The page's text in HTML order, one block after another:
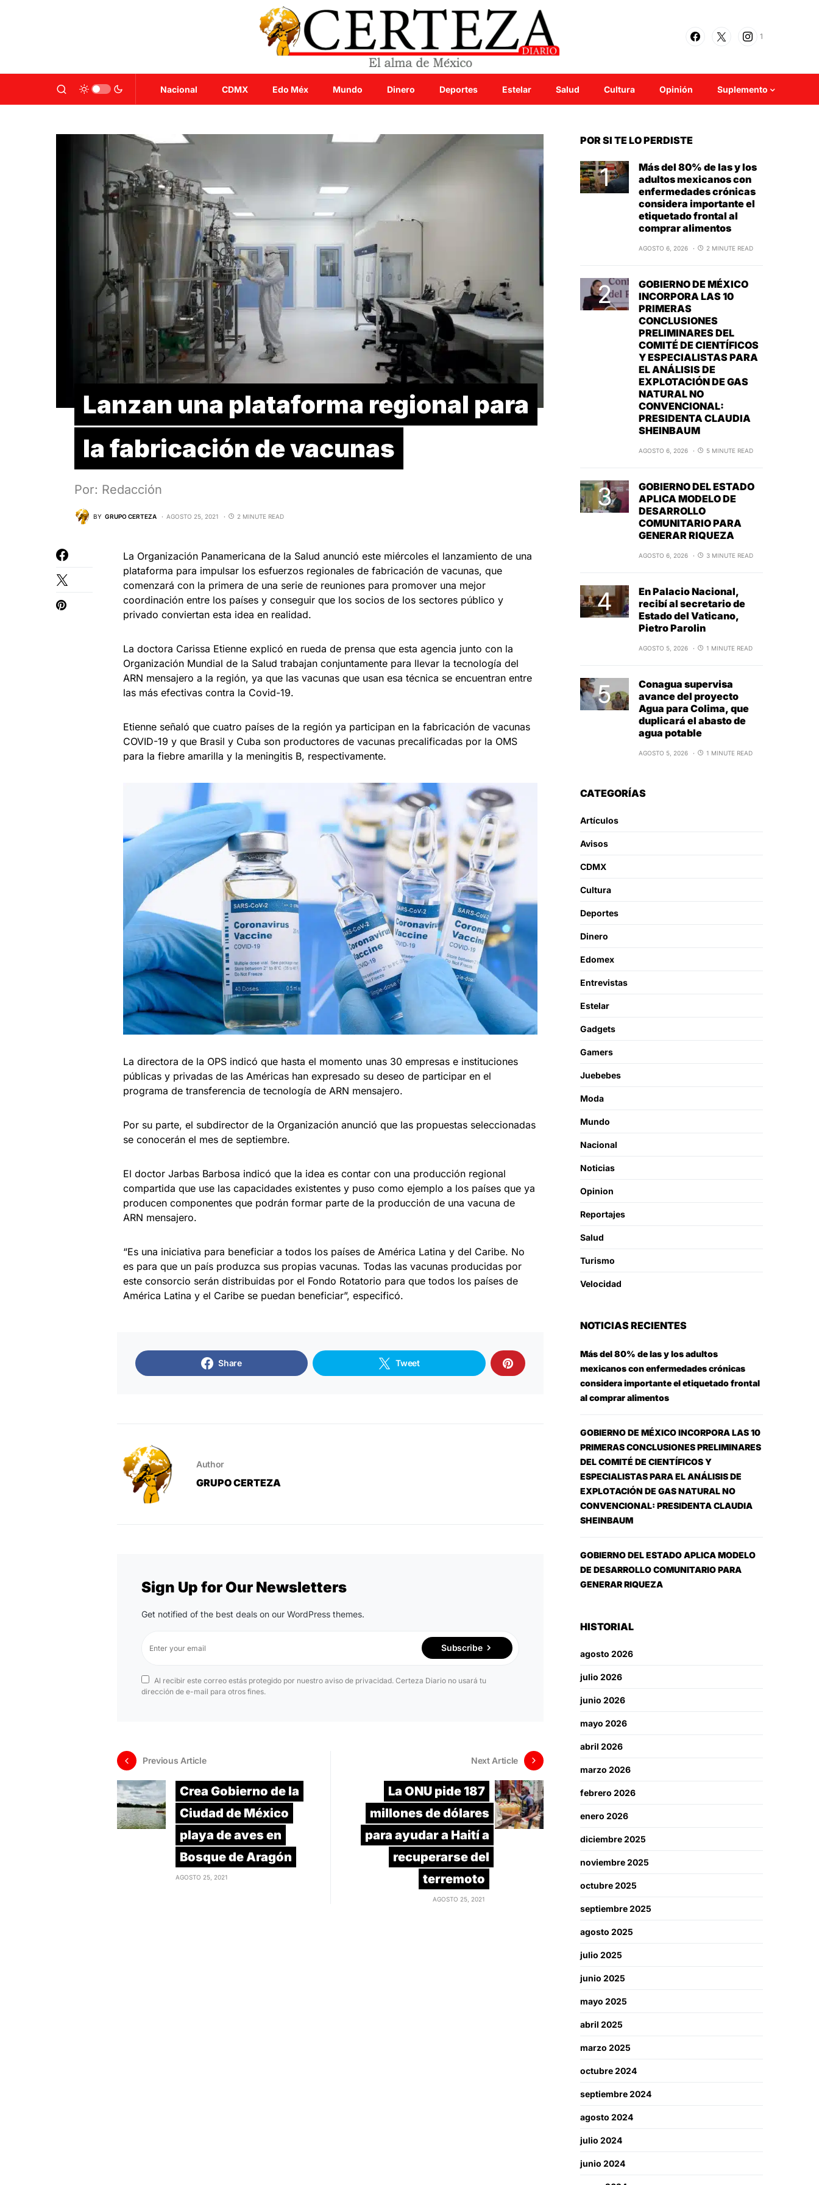
1
Nacional CDMX Edo Méx Mundo Dinero Deportes Estelar Salud Cultura Opinión Suplemento
Lanzan una plataforma regional para
la fabricación de vacunas
Por: Redacción
BY GRUPO CERTEZA AGOSTO 25, 2021 2 MINUTE READ
La Organización Panamericana de la Salud anunció este miércoles el lanzamiento de una
plataforma para impulsar los esfuerzos regionales de fabricación de vacunas, que
comenzará con la primera de una serie de reuniones para promover una mejor
coordinación entre los países y conseguir que los socios de los sectores público y
privado conviertan esta idea en realidad.
La doctora Carissa Etienne explicó en rueda de prensa que esta agencia junto con la
Organización Mundial de la Salud trabajan conjuntamente para llevar la tecnología del
ARN mensajero a la región, ya que las vacunas que usan esa técnica se encuentran entre
las más efectivas contra la Covid-19.
Etienne señaló que cuatro países de la región ya participan en la fabricación de vacunas
COVID-19 y que Brasil y Cuba son productores de vacunas precalificadas por la OMS
para la fiebre amarilla y la meningitis B, respectivamente.
La directora de la OPS indicó que hasta el momento unas 30 empresas e instituciones
públicas y privadas de las Américas han expresado su deseo de participar en el
programa de transferencia de tecnología de ARN mensajero.
Por su parte, el subdirector de la Organización anunció que las propuestas seleccionadas
se conocerán el mes de septiembre.
El doctor Jarbas Barbosa indicó que la idea es contar con una producción regional
compartida que use las capacidades existentes y puso como ejemplo a los países que ya
producen componentes que podrán formar parte de la producción de una vacuna de
ARN mensajero.
“Es una iniciativa para beneficiar a todos los países de América Latina y del Caribe. No
es para que un país produzca sus propias vacunas. Todas las vacunas producidas por
este consorcio serán distribuidas por el Fondo Rotatorio para que todos los países de
América Latina y el Caribe se puedan beneficiar”, especificó.
Share Tweet
Author
GRUPO CERTEZA
Sign Up for Our Newsletters
Get notified of the best deals on our WordPress themes.
Subscribe
Al recibir este correo estás protegido por nuestro aviso de privacidad. Certeza Diario no usará tu
dirección de e-mail para otros fines.
Previous Article
Crea Gobierno de la
Ciudad de México
playa de aves en
Bosque de Aragón
AGOSTO 25, 2021
Next Article
La ONU pide 187
millones de dólares
para ayudar a Haití a
recuperarse del
terremoto
AGOSTO 25, 2021
POR SI TE LO PERDISTE
Más del 80% de las y los
adultos mexicanos con
enfermedades crónicas
considera importante el
etiquetado frontal al
comprar alimentos
AGOSTO 6, 2026 2 MINUTE READ
GOBIERNO DE MÉXICO
INCORPORA LAS 10
PRIMERAS
CONCLUSIONES
PRELIMINARES DEL
COMITÉ DE CIENTÍFICOS
Y ESPECIALISTAS PARA
EL ANÁLISIS DE
EXPLOTACIÓN DE GAS
NATURAL NO
CONVENCIONAL:
PRESIDENTA CLAUDIA
SHEINBAUM
AGOSTO 6, 2026 5 MINUTE READ
GOBIERNO DEL ESTADO
APLICA MODELO DE
DESARROLLO
COMUNITARIO PARA
GENERAR RIQUEZA
AGOSTO 6, 2026 3 MINUTE READ
En Palacio Nacional,
recibí al secretario de
Estado del Vaticano,
Pietro Parolin
AGOSTO 5, 2026 1 MINUTE READ
Conagua supervisa
avance del proyecto
Agua para Colima, que
duplicará el abasto de
agua potable
AGOSTO 5, 2026 1 MINUTE READ
CATEGORÍAS
Artículos
Avisos
CDMX
Cultura
Deportes
Dinero
Edomex
Entrevistas
Estelar
Gadgets
Gamers
Juebebes
Moda
Mundo
Nacional
Noticias
Opinion
Reportajes
Salud
Turismo
Velocidad
NOTICIAS RECIENTES
Más del 80% de las y los adultos
mexicanos con enfermedades crónicas
considera importante el etiquetado frontal
al comprar alimentos
GOBIERNO DE MÉXICO INCORPORA LAS 10
PRIMERAS CONCLUSIONES PRELIMINARES
DEL COMITÉ DE CIENTÍFICOS Y
ESPECIALISTAS PARA EL ANÁLISIS DE
EXPLOTACIÓN DE GAS NATURAL NO
CONVENCIONAL: PRESIDENTA CLAUDIA
SHEINBAUM
GOBIERNO DEL ESTADO APLICA MODELO
DE DESARROLLO COMUNITARIO PARA
GENERAR RIQUEZA
HISTORIAL
agosto 2026
julio 2026
junio 2026
mayo 2026
abril 2026
marzo 2026
febrero 2026
enero 2026
diciembre 2025
noviembre 2025
octubre 2025
septiembre 2025
agosto 2025
julio 2025
junio 2025
mayo 2025
abril 2025
marzo 2025
octubre 2024
septiembre 2024
agosto 2024
julio 2024
junio 2024